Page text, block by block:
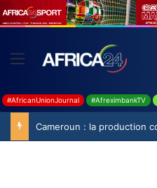
#AfricanUnionJournal #AfreximbankTV